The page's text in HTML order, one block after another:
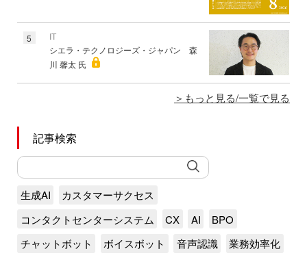
5
IT
シエラ・テクノロジーズ・ジャパン 森
川 馨太 氏
もっと見る/一覧で見る
記事検索
生成AI
カスタマーサクセス
コンタクトセンターシステム
CX AI
BPO
チャットボット
ボイスボット 音声認識 業務効率化